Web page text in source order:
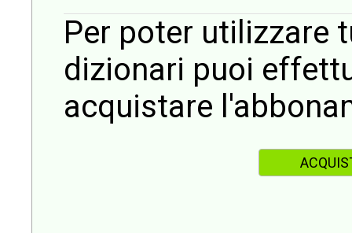
Per poter utilizzare
dizionari puoi
acquistare